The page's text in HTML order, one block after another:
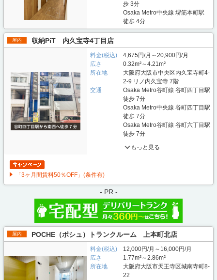
歩 3分
Osaka Metro中央線 堺筋本町駅
徒歩 4分
屋内 収納PiT 内久宝寺4丁目店
料金(税込)
4,675円/月～20,900円/月
広さ
0.32m²～4.21m²
所在地
大阪府大阪市中央区内久宝寺町4-
2-9 リノ内久宝寺 7階
交通
Osaka Metro谷町線 谷町四丁目駅
徒歩 7分
Osaka Metro中央線 谷町四丁目駅
徒歩 7分
Osaka Metro谷町線 谷町六丁目駅
徒歩 7分
もっと見る
「3ヶ月間賃料50％OFF」(条件有)
- PR -
屋内 POCHE（ポシュ）トランクルーム 上本町北店
料金(税込)
12,000円/月～16,000円/月
広さ
1.77m²～2.86m²
所在地
大阪府大阪市天王寺区城南寺町8-
22